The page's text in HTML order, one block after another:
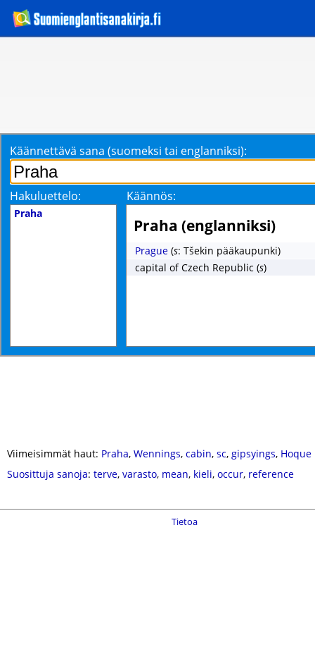
Käännettävä sana (suomeksi tai englanniksi):
Hakuluettelo: Käännös:
Praha
Praha (englanniksi)
Prague (s: Tšekin pääkaupunki)
capital of Czech Republic (s)
Viimeisimmät haut: Praha, Wennings, cabin, sc, gipsyings, Hoque
Suosittuja sanoja: terve, varasto, mean, kieli, occur, reference
Tietoa